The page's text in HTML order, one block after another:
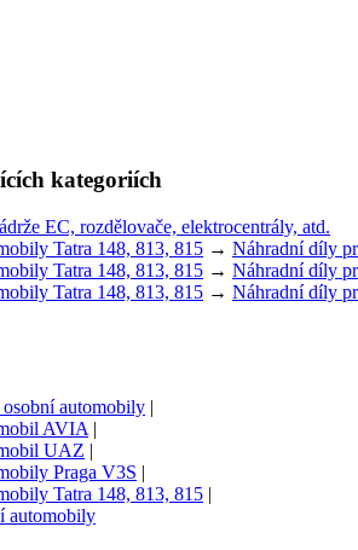
kategoriích
EC, rozdělovače, elektrocentrály, atd.
Tatra 148, 813, 815 → Náhradní díly
Tatra 148, 813, 815 → Náhradní díly
Tatra 148, 813, 815 → Náhradní díly
automobily |
AVIA |
UAZ |
Praga V3S |
Tatra 148, 813, 815 |
automobily